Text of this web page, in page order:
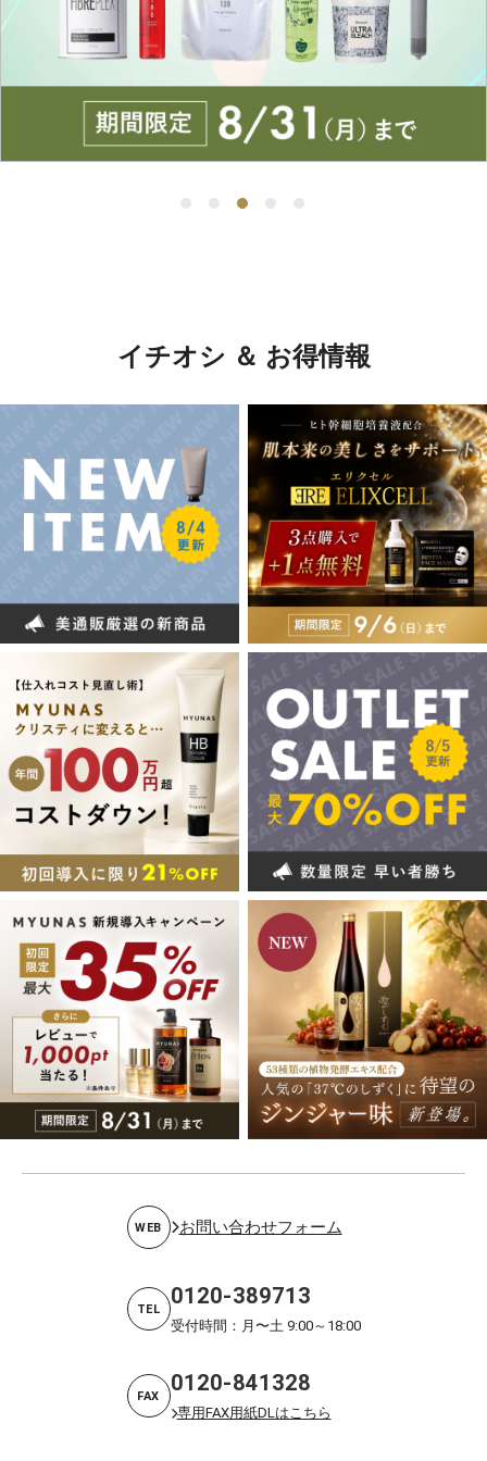
イチオシ ＆ お得情報
WEB お問い合わせフォーム
TEL 0120-389713
受付時間：月〜土 9:00～18:00
FAX 0120-841328
専用FAX用紙DLはこちら